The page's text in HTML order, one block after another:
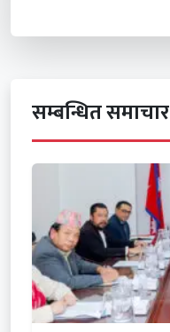
सम्बन्धित समाचार